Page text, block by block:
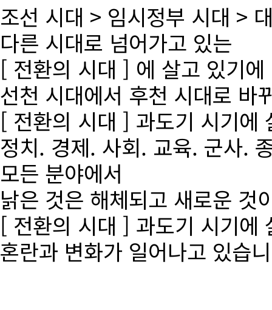
조선 시대 > 임시정부 시대 >
다른 시대로 넘어가고 있는
[ 전환의 시대 ] 에 살고 있기에
선천 시대에서 후천 시대로 바
[ 전환의 시대 ] 과도기 시기에
정치. 경제. 사회. 교육. 군사.
모든 분야에서
낡은 것은 해체되고 새로운 것
[ 전환의 시대 ] 과도기 시기에
혼란과 변화가 일어나고 있습